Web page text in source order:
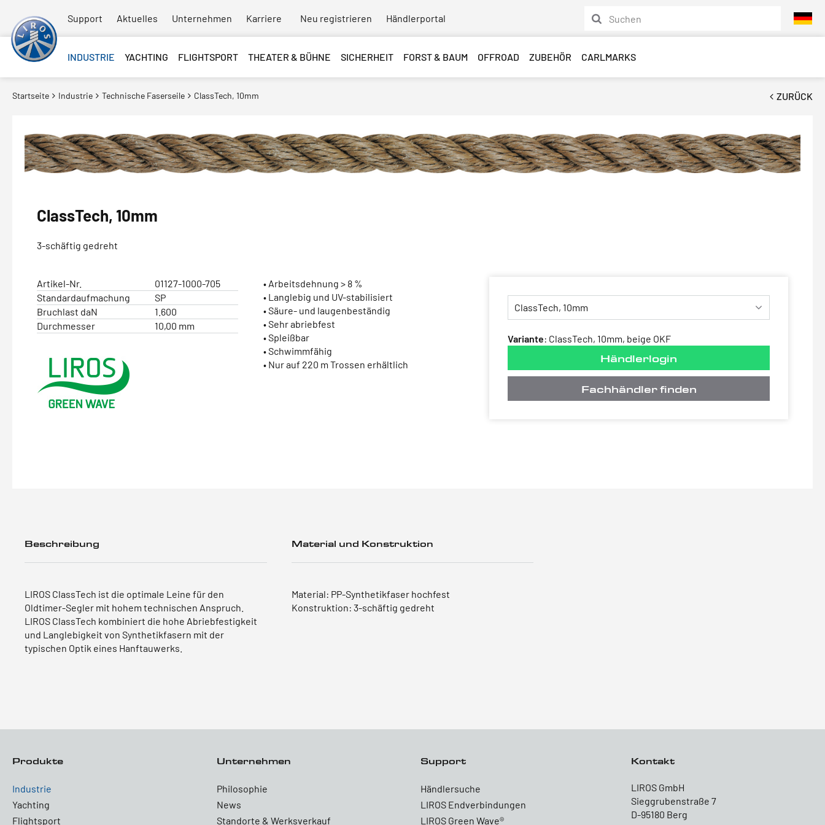
Support Aktuelles Unternehmen Karriere Neu registrieren Händlerportal
INDUSTRIE YACHTING FLIGHTSPORT THEATER & BÜHNE SICHERHEIT FORST & BAUM OFFROAD ZUBEHÖR CARLMARKS
ZURÜCK
Startseite Industrie Technische Faserseile ClassTech, 10mm
ClassTech, 10mm
3-schäftig gedreht
Artikel-Nr.
01127-1000-705
Standardaufmachung
SP
Bruchlast daN
1.600
Durchmesser
10,00 mm
• Arbeitsdehnung > 8 %
• Langlebig und UV-stabilisiert
• Säure- und laugenbeständig
• Sehr abriebfest
• Spleißbar
• Schwimmfähig
• Nur auf 220 m Trossen erhältlich
Variante: ClassTech, 10mm, beige OKF
Händlerlogin
Fachhändler finden
Beschreibung
LIROS ClassTech ist die optimale Leine für den
Oldtimer-Segler mit hohem technischen Anspruch.
LIROS ClassTech kombiniert die hohe Abriebfestigkeit
und Langlebigkeit von Synthetikfasern mit der
typischen Optik eines Hanftauwerks.
Material und Konstruktion
Material: PP-Synthetikfaser hochfest
Konstruktion: 3-schäftig gedreht
Produkte
Industrie
Yachting
Flightsport
Unternehmen
Philosophie
News
Standorte & Werksverkauf
Support
Händlersuche
LIROS Endverbindungen
LIROS Green Wave®
Kontakt
LIROS GmbH
Sieggrubenstraße 7
D-95180 Berg